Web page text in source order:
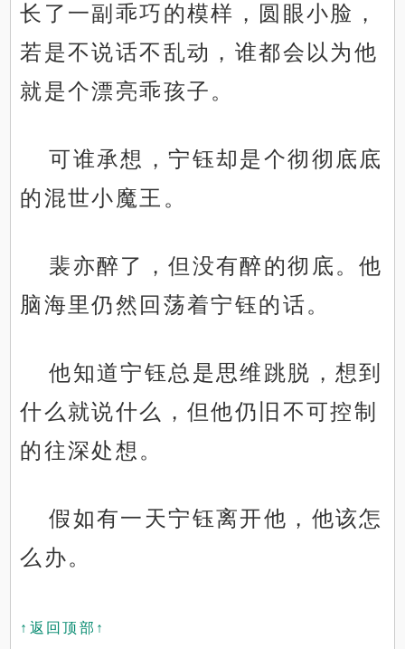
长了一副乖巧的模样，圆眼小脸，
若是不说话不乱动，谁都会以为他
就是个漂亮乖孩子。
可谁承想，宁钰却是个彻彻底底
的混世小魔王。
裴亦醉了，但没有醉的彻底。他
脑海里仍然回荡着宁钰的话。
他知道宁钰总是思维跳脱，想到
什么就说什么，但他仍旧不可控制
的往深处想。
假如有一天宁钰离开他，他该怎
么办。
↑返回顶部↑